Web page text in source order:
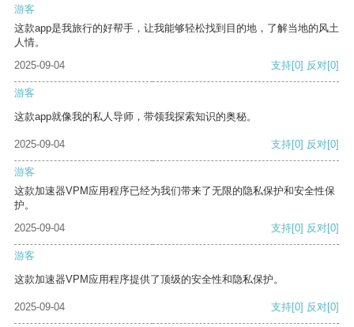
游客
这款app是我旅行的好帮手，让我能够轻松找到目的地，了解当地的风土
人情。
2025-09-04
支持[0] 反对[0]
游客
这款app就像我的私人导师，带领我探索知识的奥秘。
2025-09-04 支持[0] 反对[0]
游客
这款加速器VPM应用程序已经为我们带来了无限的隐私保护和安全性保
护。
2025-09-04
支持[0] 反对[0]
游客
这款加速器VPM应用程序提供了顶级的安全性和隐私保护。
2025-09-04 支持[0] 反对[0]